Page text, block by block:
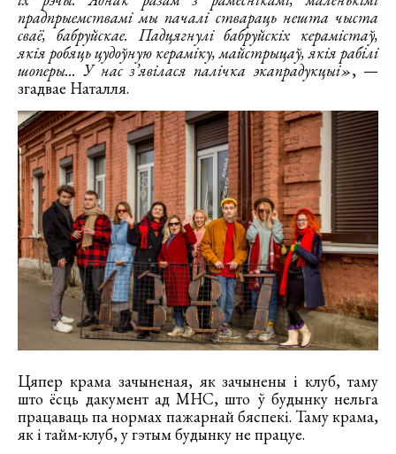
прадпрыемствамі мы пачалі ствараць нешта чыста
сваё, бабруйскае. Падцягнулі бабруйскіх керамістаў,
якія робяць цудоўную кераміку, майстрыцаў, якія рабілі
шоперы... У нас з’явілася палічка экапрадукцыі», —
згадвае Наталля.
Цяпер крама зачыненая, як зачынены і клуб, таму
што ёсць дакумент ад МНС, што ў будынку нельга
працаваць па нормах пажарнай бяспекі. Таму крама,
як і тайм-клуб, у гэтым будынку не працуе.